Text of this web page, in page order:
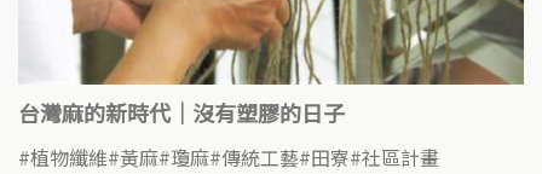
台灣麻的新時代｜沒有塑膠的日子
植物纖維 黃麻 瓊麻 傳統工藝 田寮 社區計畫